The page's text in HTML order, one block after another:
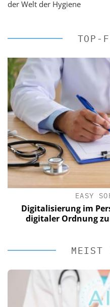
der Welt der Hygiene
TOP-
EASY
Digitalisierung im
digitaler Ordnung
MEIST